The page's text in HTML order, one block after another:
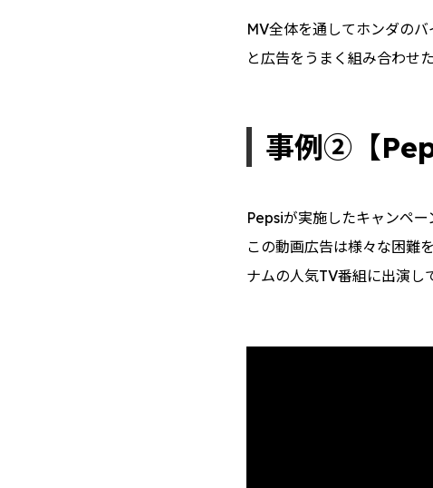
MV全体を通してホンダの
と広告をうまく組み合わせ
事例②【
Pepsiが実施したキャンペー
この動画広告は様々な困難
ナムの人気TV番組に出演し